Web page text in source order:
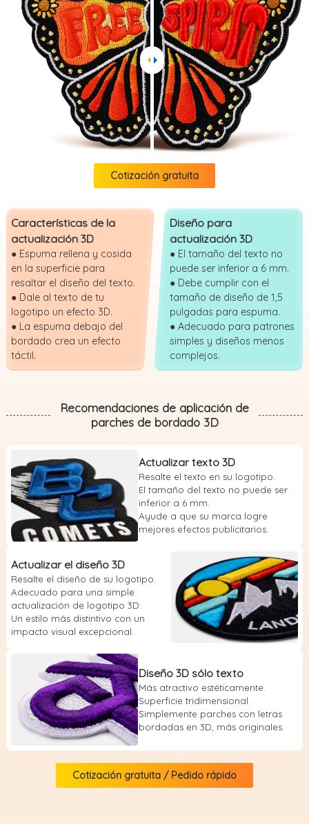
Cotización gratuita
Características de la
actualización 3D
● Espuma rellena y cosida
en la superficie para
resaltar el diseño del texto.
● Dale al texto de tu
logotipo un efecto 3D.
● La espuma debajo del
bordado crea un efecto
táctil.
Diseño para
actualización 3D
● El tamaño del texto no
puede ser inferior a 6 mm.
● Debe cumplir con el
tamaño de diseño de 1,5
pulgadas para espuma.
● Adecuado para patrones
simples y diseños menos
complejos.
Recomendaciones de aplicación de
parches de bordado 3D
Actualizar texto 3D
Resalte el texto en su logotipo.
El tamaño del texto no puede ser
inferior a 6 mm.
Ayude a que su marca logre
mejores efectos publicitarios.
Actualizar el diseño 3D
Resalte el diseño de su logotipo.
Adecuado para una simple
actualización de logotipo 3D.
Un estilo más distintivo con un
impacto visual excepcional.
Diseño 3D sólo texto
Más atractivo estéticamente.
Superficie tridimensional.
Simplemente parches con letras
bordadas en 3D, más originales.
Cotización gratuita / Pedido rápido